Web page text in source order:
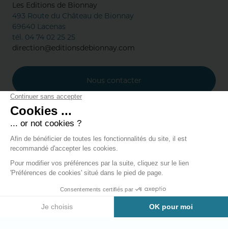
Les Editions de Bionnay
493 Route du Château de Bionnay
69640 Lacenas
tél. 04 74 02 25 25
direction@editionsdebionnay.com
Nous contacter
Annuaire des marques
Modifier les